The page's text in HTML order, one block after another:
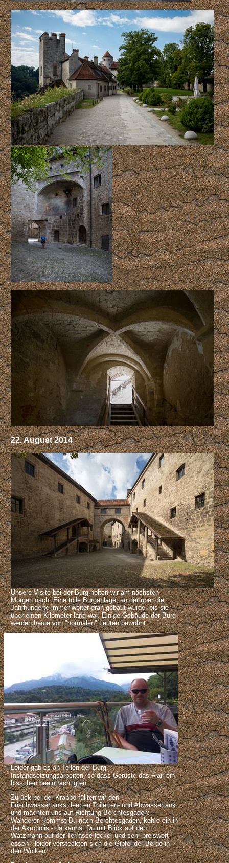
22. August 2014
Unsere Visite bei der Burg holten wir am nächsten
Morgen nach: Eine tolle Burganlage, an der über die
Jahrhunderte immer weiter dran gebaut wurde, bis sie
über einen Kilometer lang war. Einige Gebäude der Burg
werden heute von "normalen" Leuten bewohnt.
Leider gab es an Teilen der Burg
Instandsetzungsarbeiten, so dass Gerüste das Flair ein
bisschen beeinträchtigten.
Zurück bei der Krabbe füllten wir den
Frischwassertanks, leerten Toiletten- und Abwassertank
und machten uns auf Richtung Berchtesgaden:
Wanderer, kommst Du nach Berchtesgaden, kehre ein in
der Akropolis - da kannst Du mit Blick auf den
Watzmann auf der Terrasse lecker und sehr preiswert
essen - leider versteckten sich die Gipfel der Berge in
den Wolken.